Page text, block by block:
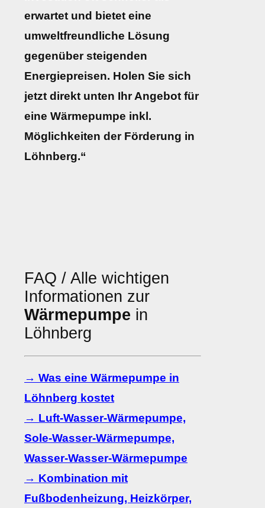
erwartet und bietet eine
umweltfreundliche Lösung
gegenüber steigenden
Energiepreisen. Holen Sie sich
jetzt direkt unten Ihr Angebot für
eine Wärmepumpe inkl.
Möglichkeiten der Förderung in
Löhnberg.“
FAQ / Alle wichtigen
Informationen zur
Wärmepumpe in
Löhnberg
→ Was eine Wärmepumpe in
Löhnberg kostet
→ Luft-Wasser-Wärmepumpe,
Sole-Wasser-Wärmepumpe,
Wasser-Wasser-Wärmepumpe
→ Kombination mit
Fußbodenheizung, Heizkörper,